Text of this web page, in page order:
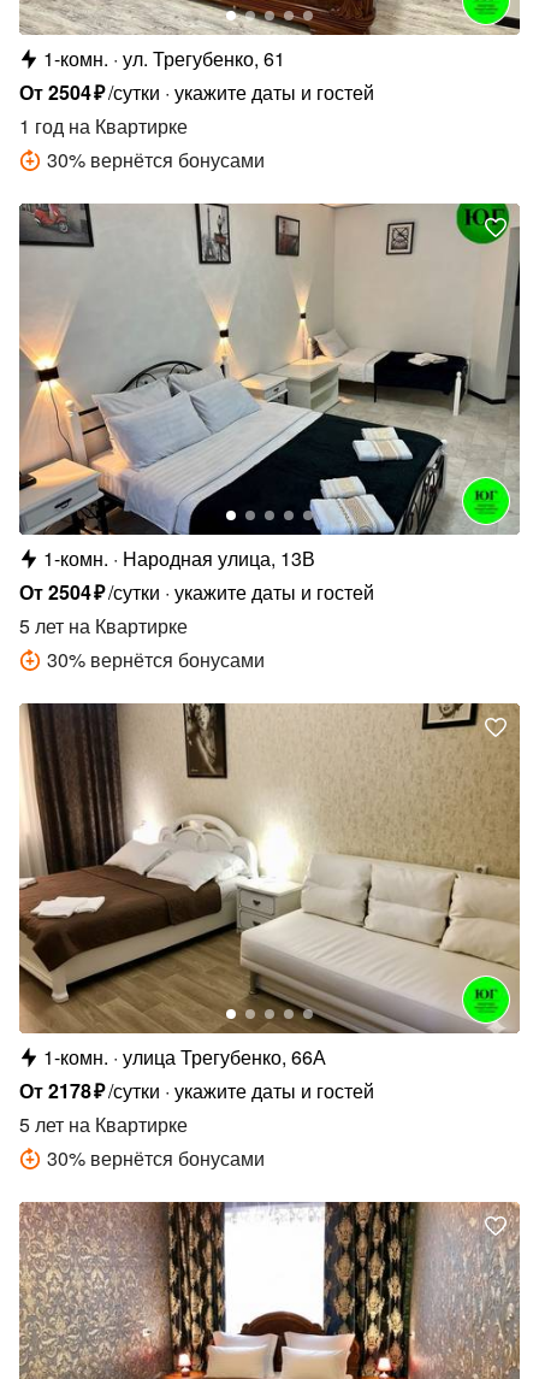
1-комн. ул. Трегубенко, 61
От2504₽/сутки укажите даты и гостей
1 год на Квартирке
30% вернётся бонусами
1-комн.
Народная улица, 13В
От2504₽/сутки укажите даты и гостей
5 лет на Квартирке
30% вернётся бонусами
1-комн. улица Трегубенко, 66А
От2178₽/сутки укажите даты и гостей
5 лет на Квартирке
30% вернётся бонусами